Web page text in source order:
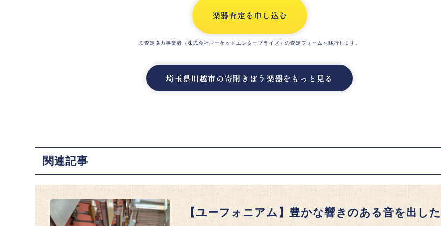
楽器査定を申し込む
※査定協力事業者（株式会社マーケットエンタープライズ）の査定フォームへ移行します。
埼玉県川越市の寄附きぼう楽器をもっと見る
関連記事
【ユーフォニアム】豊かな響きのある音を出した